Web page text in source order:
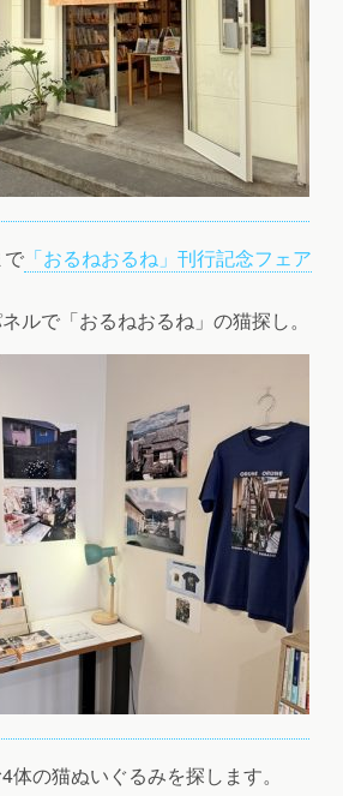
で 「おるねおるね」刊行記念フェア
ルで「おるねおるね」の猫探し。
の猫ぬいぐるみを探します。